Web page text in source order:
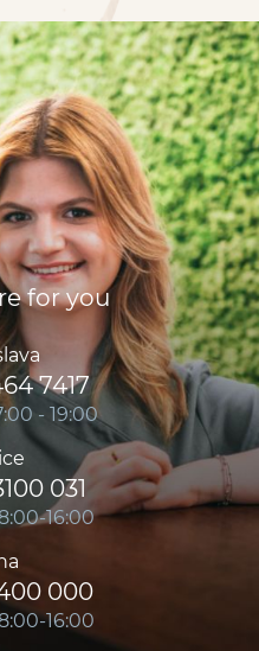
for you
7417
- 19:00
031
16:00
000
16:00